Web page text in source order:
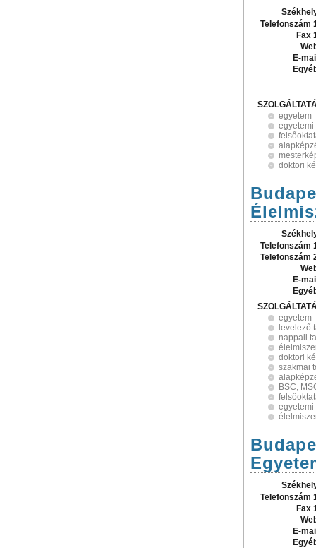
Telefonszám
Fax
E-
egyetem
egyetemi
doktori
Telefonszám
Telefonszám
E-
egyetem
levelező
nappali
doktori
szakmai
BSC,
egyetemi
Telefonszám
Fax
E-